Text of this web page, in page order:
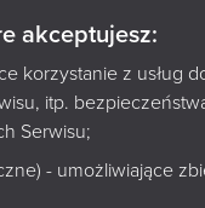
akceptujesz:
korzystanie z usług
itp.
Serwisu;
- umożliwiające